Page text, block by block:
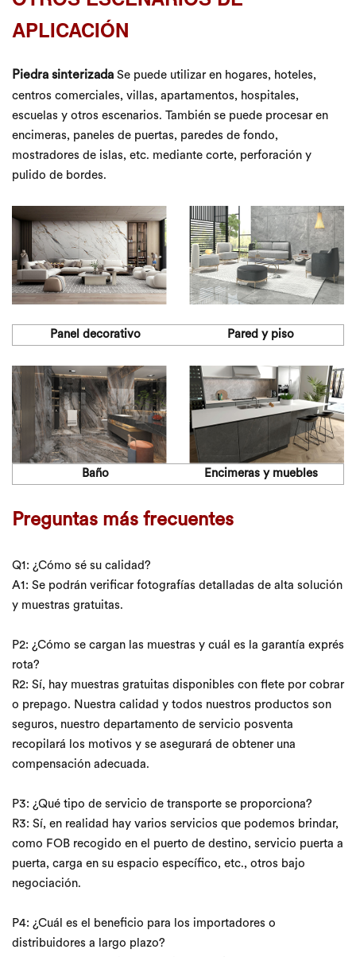
APLICACIÓN
Piedra sinterizada Se puede utilizar en hogares, hoteles,
centros comerciales, villas, apartamentos, hospitales,
escuelas y otros escenarios. También se puede procesar en
encimeras, paneles de puertas, paredes de fondo,
mostradores de islas, etc. mediante corte, perforación y
pulido de bordes.
Panel decorativo Pared y piso
Baño Encimeras y muebles
Preguntas más frecuentes
Q1: ¿Cómo sé su calidad?
A1: Se podrán verificar fotografías detalladas de alta solución
y muestras gratuitas.
P2: ¿Cómo se cargan las muestras y cuál es la garantía exprés
rota?
R2: Sí, hay muestras gratuitas disponibles con flete por cobrar
o prepago. Nuestra calidad y todos nuestros productos son
seguros, nuestro departamento de servicio posventa
recopilará los motivos y se asegurará de obtener una
compensación adecuada.
P3: ¿Qué tipo de servicio de transporte se proporciona?
R3: Sí, en realidad hay varios servicios que podemos brindar,
como FOB recogido en el puerto de destino, servicio puerta a
puerta, carga en su espacio específico, etc., otros bajo
negociación.
P4: ¿Cuál es el beneficio para los importadores o
distribuidores a largo plazo?